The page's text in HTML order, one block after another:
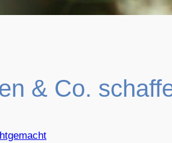
& Co.